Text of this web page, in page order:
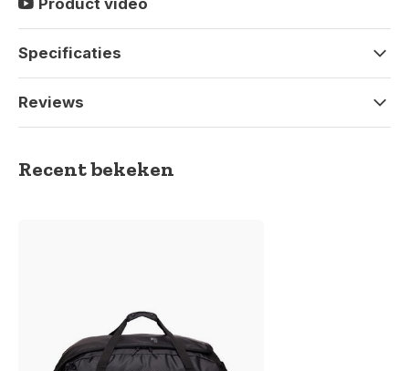
Product video
Specificaties
Reviews
Recent bekeken